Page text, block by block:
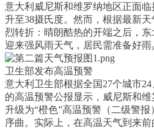
意大利威尼斯和维罗纳地区正面
升至38摄氏度。然而，根据最新
烈转折：晴朗酷热的开端之后，
迎来强风雨天气，居民需准备好雨
卫生部发布高温预警
意大利卫生部根据全国27个城市
的高温预警公报显示，威尼斯和维
升级为“橙色”高温预警（二级警
序曲。实际上，在高温天气到来